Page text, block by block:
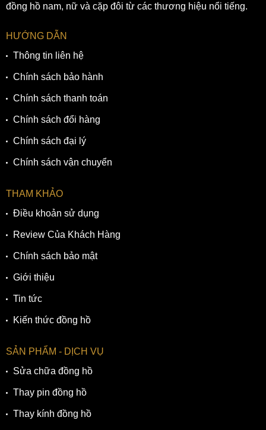
đồng hồ nam, nữ và cặp đôi từ các thương hiệu nổi tiếng.
HƯỚNG DẪN
Thông tin liên hệ
Chính sách bảo hành
Chính sách thanh toán
Chính sách đổi hàng
Chính sách đại lý
Chính sách vận chuyển
THAM KHẢO
Điều khoản sử dụng
Review Của Khách Hàng
Chính sách bảo mật
Giới thiệu
Tin tức
Kiến thức đồng hồ
SẢN PHẨM - DỊCH VỤ
Sửa chữa đồng hồ
Thay pin đồng hồ
Thay kính đồng hồ